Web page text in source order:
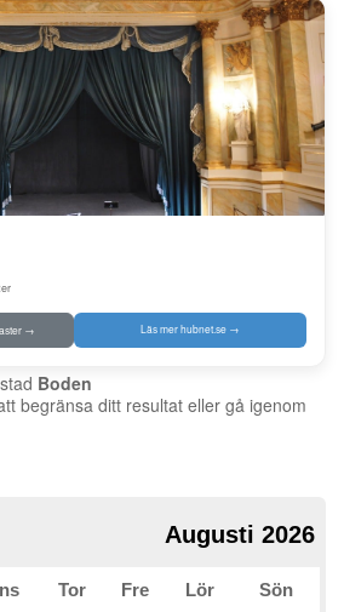
→ Läs mer hubnet.se →
Boden
begränsa ditt resultat eller gå igenom
Augusti 2026
Tor Fre Lör Sön